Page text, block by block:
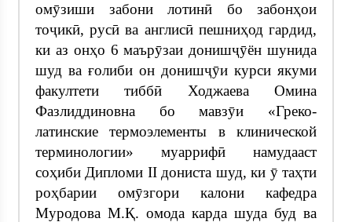
омӯзиши забони лотинӣ бо забонҳои
тоҷикӣ, русӣ ва англисӣ пешниҳод гардид,
ки аз онҳо 6 маърӯзаи донишҷӯён шунида
шуд ва ғолиби он донишҷӯи курси якуми
факултети тиббӣ Ходжаева Омина
Фазлиддиновна бо мавзӯи «Греко-
латинские термоэлементы в клинической
терминологии» муаррифӣ намудааст
соҳиби Дипломи II дониста шуд, ки ӯ таҳти
роҳбарии омӯзгори калони кафедра
Муродова М.Қ. омода карда шуда буд ва